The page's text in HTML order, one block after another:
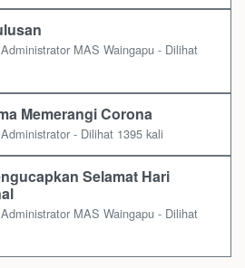
MAS Waingapu - Dilihat
Memerangi Corona
- Dilihat 1395 kali
Selamat Hari
MAS Waingapu - Dilihat